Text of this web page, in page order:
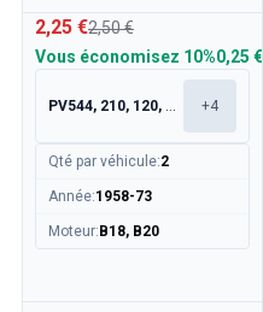
2,25 €2,50 €
Vous économisez 10%0,25 €
PV544, 210, 120, 130 +4
Qté par véhicule:2
Année:1958-73
Moteur: B18, B20